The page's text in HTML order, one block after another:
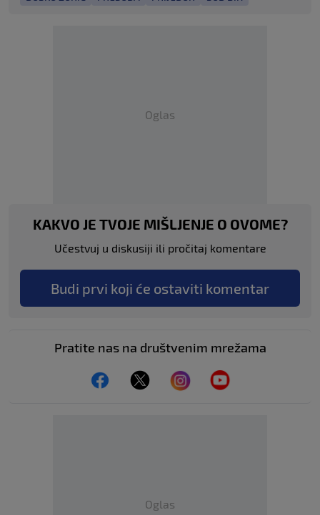
Oglas
KAKVO JE TVOJE MIŠLJENJE O OVOME?
Učestvuj u diskusiji ili pročitaj komentare
Budi prvi koji će ostaviti komentar
Pratite nas na društvenim mrežama
Oglas